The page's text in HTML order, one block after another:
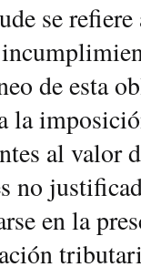
se
de esta
la
al valor
no
en la